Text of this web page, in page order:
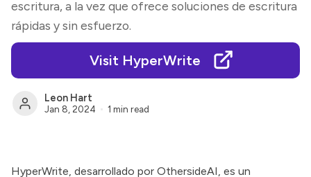
escritura, a la vez que ofrece soluciones de escritura
rápidas y sin esfuerzo.
Visit HyperWrite
Leon Hart
Jan 8, 2024 1 min read
HyperWrite, desarrollado por OthersideAI, es un